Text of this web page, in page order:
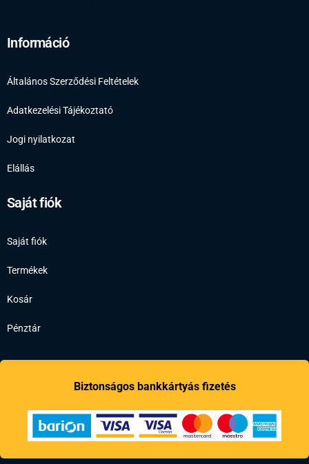
Információ
Általános Szerződési Feltételek
Adatkezelési Tájékoztató
Jogi nyilatkozat
Elállás
Saját fiók
Saját fiók
Termékek
Kosár
Pénztár
Biztonságos bankkártyás fizetés